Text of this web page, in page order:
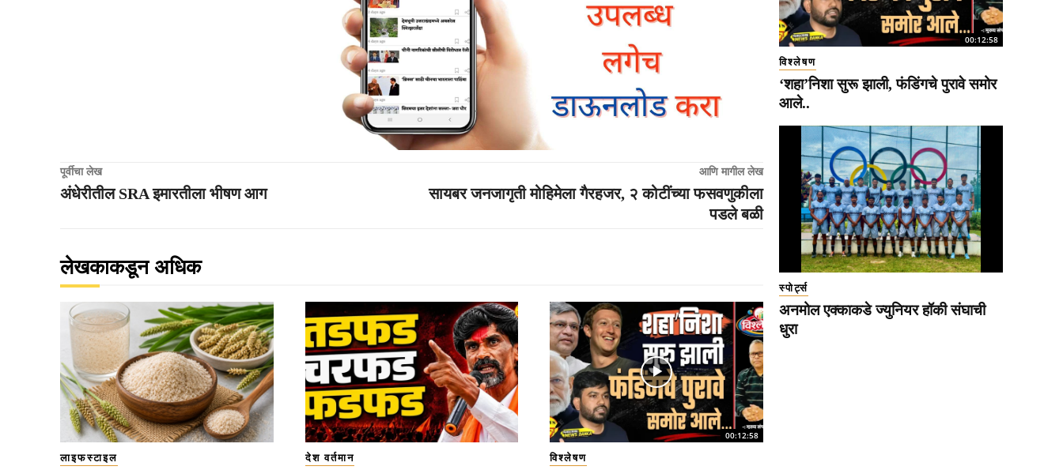
पूर्वीचा लेख
अंधेरीतील SRA इमारतीला भीषण आग
आणि मागील लेख
सायबर जनजागृती मोहिमेला गैरहजर, २ कोटींच्या फसवणुकीला
पडले बळी
लेखकाकडून अधिक
लाइफस्टाइल देश वर्तमान
00:12:58
विश्लेषण
00:12:58
विश्लेषण
‘शहा’निशा सुरू झाली, फंडिंगचे पुरावे समोर
आले..
स्पोर्ट्स
अनमोल एक्काकडे ज्युनियर हॉकी संघाची
धुरा